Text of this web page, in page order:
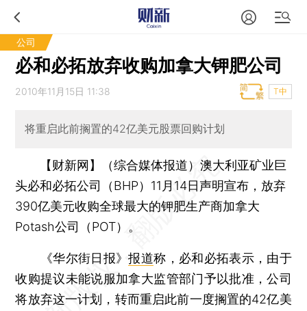
公司
必和必拓放弃收购加拿大钾肥公司
2010年11月15日 11:38 T中
将重启此前搁置的42亿美元股票回购计划
【财新网】（综合媒体报道）澳大利亚矿业巨
头必和必拓公司（BHP）11月14日声明宣布，放弃
390亿美元收购全球最大的钾肥生产商加拿大
Potash公司（POT）。
《华尔街日报》报道称，必和必拓表示，由于
收购提议未能说服加拿大监管部门予以批准，公司
将放弃这一计划，转而重启此前一度搁置的42亿美